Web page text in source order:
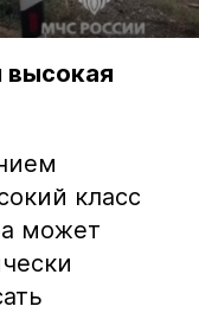
высокая
класс
может